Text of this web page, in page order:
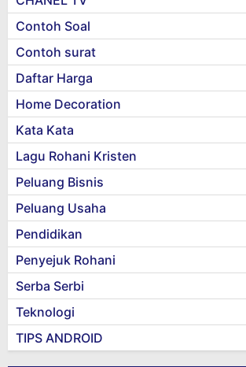
Contoh Soal
Contoh surat
Daftar Harga
Home Decoration
Kata Kata
Lagu Rohani Kristen
Peluang Bisnis
Peluang Usaha
Pendidikan
Penyejuk Rohani
Serba Serbi
Teknologi
TIPS ANDROID